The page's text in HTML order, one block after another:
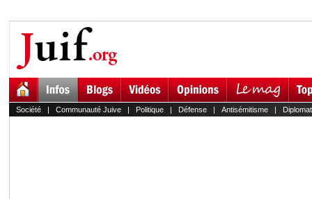
Société| Communauté Juive| Politique| Défense| Antisémitisme|